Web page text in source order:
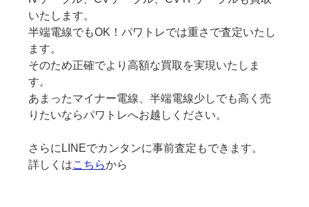
いたします。
半端電線でもOK！パワトレでは重さで査定いたし
ます。
そのため正確でより高額な買取を実現いたしま
す。
あまったマイナー電線、半端電線少しでも高く売
りたいならパワトレへお越しください。
さらにLINEでカンタンに事前査定もできます。
詳しくはこちらから